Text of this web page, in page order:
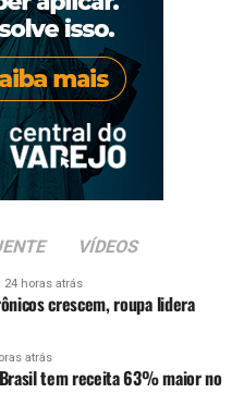
VÍDEOS
24 horas atrás
crescem, roupa lidera
atrás
tem receita 63% maior no